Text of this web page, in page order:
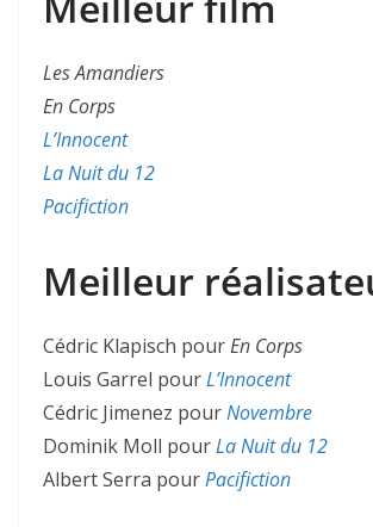
Les Amandiers
En Corps
L’Innocent
La Nuit du 12
Pacifiction
Meilleur
Cédric Klapisch pourEn Corps
Louis Garrel pourL’Innocent
Cédric Jimenez pourNovembre
Dominik Moll pourLa Nuit du 12
Albert Serra pourPacifiction